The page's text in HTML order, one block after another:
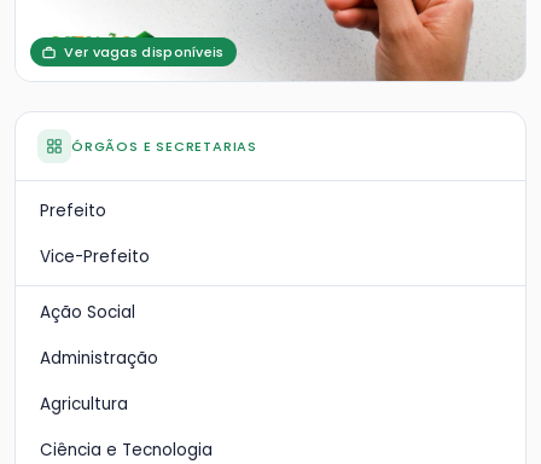
Ver vagas disponíveis
ÓRGÃOS E SECRETARIAS
Prefeito
Vice-Prefeito
Ação Social
Administração
Agricultura
Ciência e Tecnologia